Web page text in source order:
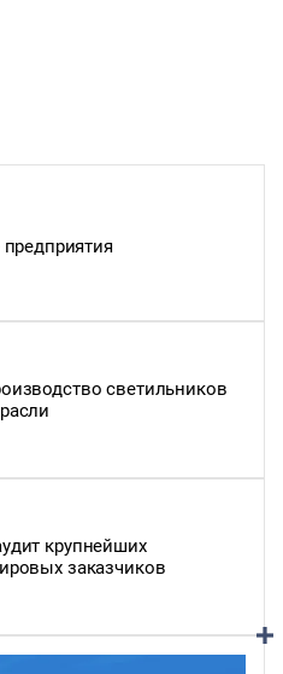
светильников
крупнейших
заказчиков